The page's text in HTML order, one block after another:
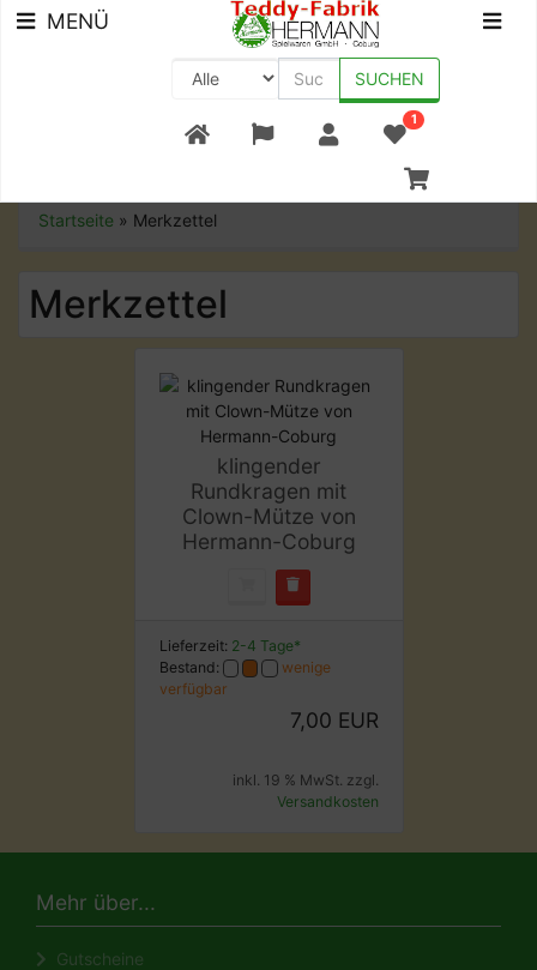
+49 (0) 9561-8590-0
MENÜ
SUCHEN
1
Startseite » Merkzettel
Merkzettel
klingender
Rundkragen mit
Clown-Mütze von
Hermann-Coburg
Lieferzeit: 2-4 Tage*
Bestand:
wenige
verfügbar
7,00 EUR
inkl. 19 % MwSt. zzgl.
Versandkosten
Mehr über...
Gutscheine